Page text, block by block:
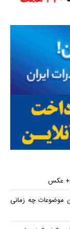
+ عکس
موضوعات چه زمانی